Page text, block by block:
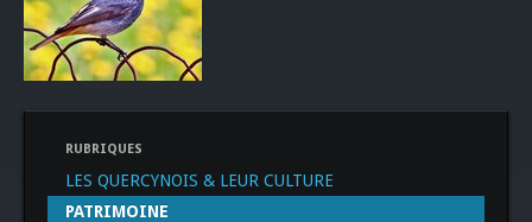
RUBRIQUES
LES QUERCYNOIS & LEUR CULTURE
PATRIMOINE